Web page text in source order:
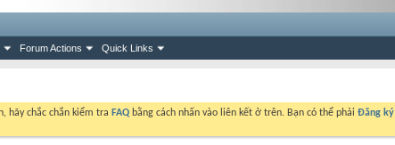
Forum Actions Quick Links
hãy chắc chắn kiểm tra FAQ bằng cách nhấn vào liên kết ở trên. Bạn có thể phải Đăng ký